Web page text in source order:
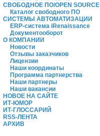
СВОБОДНОЕ ПО/OPEN SOURCE
Каталог свободного ПО
СИСТЕМЫ АВТОМАТИЗАЦИИ
ERP-система iRenaissance
Документооборот
О КОМПАНИИ
Новости
Отзывы заказчиков
Лицензии
Наши координаты
Программа партнерства
Наши партнеры
Наши вакансии
НОВОЕ НА САЙТЕ
ИТ-ЮМОР
ИТ-ГЛОССАРИЙ
RSS-ЛЕНТА
АРХИВ